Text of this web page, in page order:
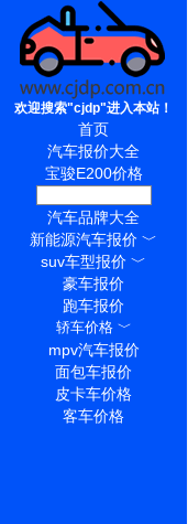
欢迎搜索"cjdp"进入本站！
首页
汽车报价大全
宝骏E200价格
汽车品牌大全
新能源汽车报价 ﹀
suv车型报价 ﹀
豪车报价
跑车报价
轿车价格﹀
mpv汽车报价
面包车报价
皮卡车价格
客车价格